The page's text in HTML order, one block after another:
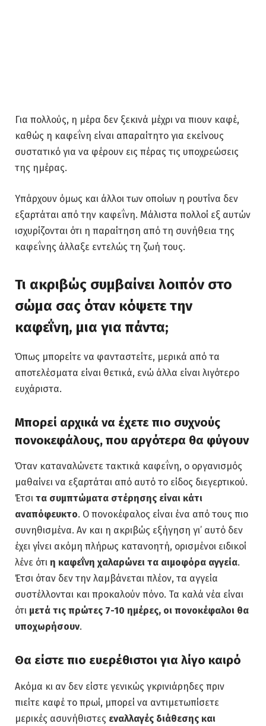
Για πολλούς, η μέρα δεν ξεκινά μέχρι να πιουν καφέ,
καθώς η καφεΐνη είναι απαραίτητο για εκείνους
συστατικό για να φέρουν εις πέρας τις υποχρεώσεις
της ημέρας.
Υπάρχουν όμως και άλλοι των οποίων η ρουτίνα δεν
εξαρτάται από την καφεΐνη. Μάλιστα πολλοί εξ αυτών
ισχυρίζονται ότι η παραίτηση από τη συνήθεια της
καφεΐνης άλλαξε εντελώς τη ζωή τους.
Τι ακριβώς συμβαίνει λοιπόν στο
σώμα σας όταν κόψετε την
καφεΐνη, μια για πάντα;
Όπως μπορείτε να φανταστείτε, μερικά από τα
αποτελέσματα είναι θετικά, ενώ άλλα είναι λιγότερο
ευχάριστα.
Μπορεί αρχικά να έχετε πιο συχνούς
πονοκεφάλους, που αργότερα θα φύγουν
Όταν καταναλώνετε τακτικά καφεΐνη, ο οργανισμός
μαθαίνει να εξαρτάται από αυτό το είδος διεγερτικού.
Έτσι τα συμπτώματα στέρησης είναι κάτι
αναπόφευκτο. Ο πονοκέφαλος είναι ένα από τους πιο
συνηθισμένα. Αν και η ακριβώς εξήγηση γι’ αυτό δεν
έχει γίνει ακόμη πλήρως κατανοητή, ορισμένοι ειδικοί
λένε ότι η καφεΐνη χαλαρώνει τα αιμοφόρα αγγεία.
Έτσι όταν δεν την λαμβάνεται πλέον, τα αγγεία
συστέλλονται και προκαλούν πόνο. Τα καλά νέα είναι
ότι μετά τις πρώτες 7-10 ημέρες, οι πονοκέφαλοι θα
υποχωρήσουν.
Θα είστε πιο ευερέθιστοι για λίγο καιρό
Ακόμα κι αν δεν είστε γενικώς γκρινιάρηδες πριν
πιείτε καφέ το πρωί, μπορεί να αντιμετωπίσετε
μερικές ασυνήθιστες εναλλαγές διάθεσης και